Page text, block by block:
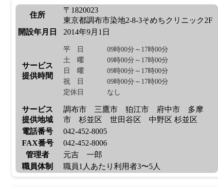
住所
〒1820023
東京都調布市染地2-8-3そめちクリニック2F
開設年月日
2014年9月1日
サービス
提供時間
平日
09時00分～17時00分
土曜
09時00分～17時00分
日曜
09時00分～17時00分
祝日
09時00分～17時00分
定休日
なし
サービス
提供地域
調布市 三鷹市 狛江市 府中市 多摩
市 杉並区 世田谷区 中野区 杉並区
電話番号
042-452-8005
FAX番号
042-452-8006
管理者
元吉 一郎
職員体制
職員1人あたり利用者3〜5人